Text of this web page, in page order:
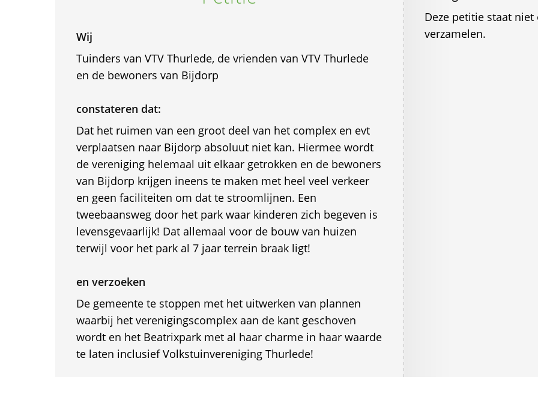
Wij
Tuinders van VTV Thurlede, de vrienden van VTV Thurlede
en de bewoners van Bijdorp
constateren dat:
Dat het ruimen van een groot deel van het complex en evt
verplaatsen naar Bijdorp absoluut niet kan. Hiermee wordt
de vereniging helemaal uit elkaar getrokken en de bewoners
van Bijdorp krijgen ineens te maken met heel veel verkeer
en geen faciliteiten om dat te stroomlijnen. Een
tweebaansweg door het park waar kinderen zich begeven is
levensgevaarlijk! Dat allemaal voor de bouw van huizen
terwijl voor het park al 7 jaar terrein braak ligt!
en verzoeken
De gemeente te stoppen met het uitwerken van plannen
waarbij het verenigingscomplex aan de kant geschoven
wordt en het Beatrixpark met al haar charme in haar waarde
te laten inclusief Volkstuinvereniging Thurlede!
Deze petitie staat
verzamelen.